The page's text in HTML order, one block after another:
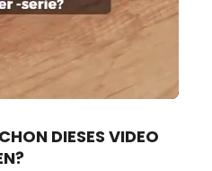
100.00%
DIESES VIDEO